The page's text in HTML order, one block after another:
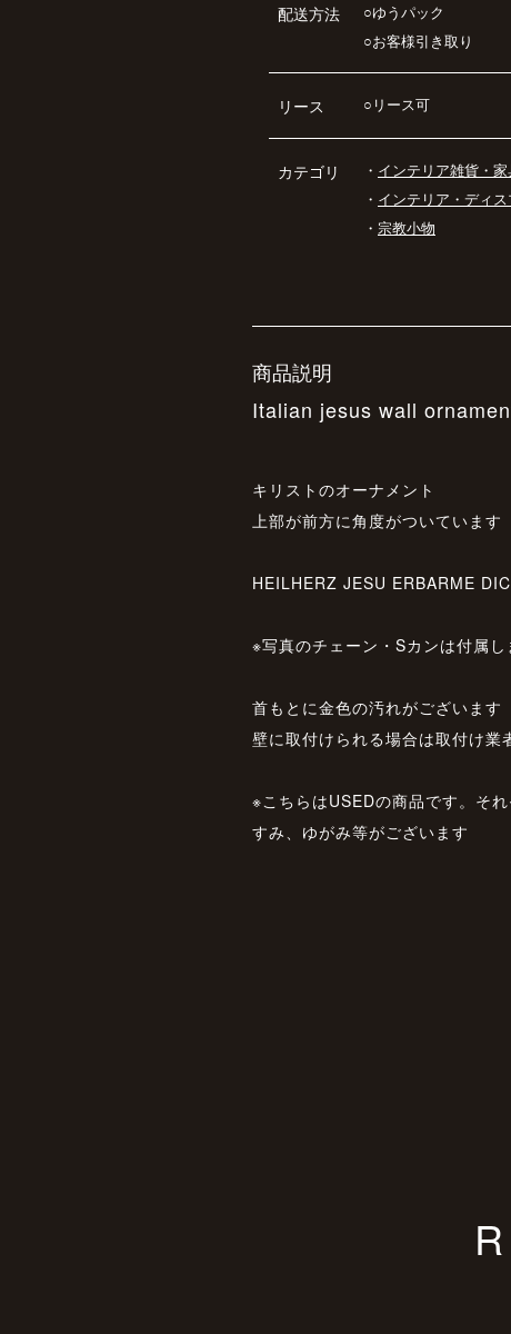
配送方法
○ゆうパック
○お客様引き取り
リース ○リース可
カテゴリ ・ インテリア雑貨・
・ インテリア・ディ
・ 宗教小物
商品説明
Italian jesus wall
キリストのオーナメント
上部が前方に角度がついています
HEILHERZ JESU ERBARME
※写真のチェーン・Sカンは付属し
首もとに金色の汚れがございます
壁に取付けられる場合は取付け業
※こちらはUSEDの商品です。そ
すみ、ゆがみ等がございます